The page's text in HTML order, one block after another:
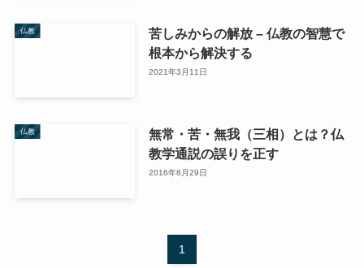
仏教
苦しみからの解放 – 仏教の智慧で
根本から解決する
2021年3月11日
仏教
無常・苦・無我（三相）とは？仏
教学通説の誤りを正す
2016年8月29日
1